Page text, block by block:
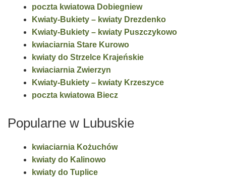
poczta kwiatowa Dobiegniew
Kwiaty-Bukiety – kwiaty Drezdenko
Kwiaty-Bukiety – kwiaty Puszczykowo
kwiaciarnia Stare Kurowo
kwiaty do Strzelce Krajeńskie
kwiaciarnia Zwierzyn
Kwiaty-Bukiety – kwiaty Krzeszyce
poczta kwiatowa Biecz
Popularne w Lubuskie
kwiaciarnia Kożuchów
kwiaty do Kalinowo
kwiaty do Tuplice